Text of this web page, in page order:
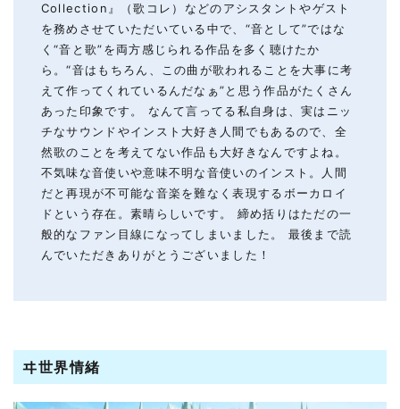
Collection』（歌コレ）などのアシスタントやゲスト
を務めさせていただいている中で、“音として”ではな
く“音と歌”を両方感じられる作品を多く聴けたか
ら。“音はもちろん、この曲が歌われることを大事に考
えて作ってくれているんだなぁ”と思う作品がたくさん
あった印象です。 なんて言ってる私自身は、実はニッ
チなサウンドやインスト大好き人間でもあるので、全
然歌のことを考えてない作品も大好きなんですよね。
不気味な音使いや意味不明な音使いのインスト。人間
だと再現が不可能な音楽を難なく表現するボーカロイ
ドという存在。素晴らしいです。 締め括りはただの一
般的なファン目線になってしまいました。 最後まで読
んでいただきありがとうございました！
ヰ世界情緒